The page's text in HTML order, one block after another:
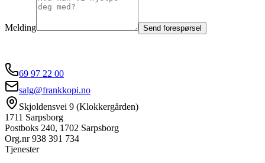
Melding Send forespørsel
69 97 22 00
salg@frankkopi.no
Skjoldensvei 9 (Klokkergården)
1711 Sarpsborg
Postboks 240, 1702 Sarpsborg
Org.nr938 391 734
Tjenester